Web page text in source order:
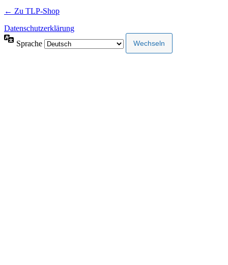
← Zu TLP-Shop
Datenschutzerklärung
Sprache